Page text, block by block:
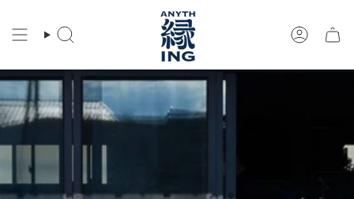
ツ
ス
キ
検
ア